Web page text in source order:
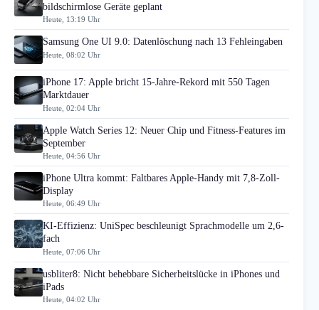
bildschirmlose Geräte geplant
Heute, 13:19 Uhr
Samsung One UI 9.0: Datenlöschung nach 13 Fehleingaben
Heute, 08:02 Uhr
iPhone 17: Apple bricht 15-Jahre-Rekord mit 550 Tagen
Marktdauer
Heute, 02:04 Uhr
Apple Watch Series 12: Neuer Chip und Fitness-Features im
September
Heute, 04:56 Uhr
iPhone Ultra kommt: Faltbares Apple-Handy mit 7,8-Zoll-
Display
Heute, 06:49 Uhr
KI-Effizienz: UniSpec beschleunigt Sprachmodelle um 2,6-
fach
Heute, 07:06 Uhr
usbliter8: Nicht behebbare Sicherheitslücke in iPhones und
iPads
Heute, 04:02 Uhr